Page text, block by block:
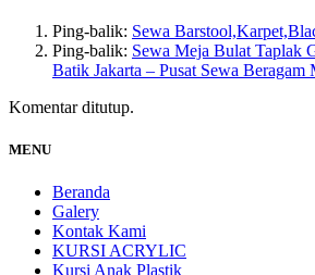
Ping-balik: Sewa
Ping-balik: Sewa Meja Bulat Taplak
Batik Jakarta – Pusat Sewa Beragam
Komentar ditutup.
MENU
Beranda
Galery
Kontak Kami
KURSI ACRYLIC
Kursi Anak Plastik